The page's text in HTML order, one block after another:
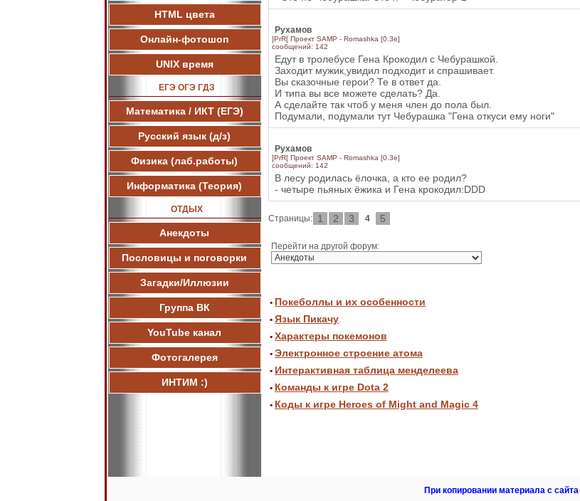
HTML цвета
Онлайн-фотошоп
UNIX время
ЕГЭ ОГЭ ГДЗ
Математика / ИКТ (ЕГЭ)
Русский язык (д/з)
Физика (лаб.работы)
Информатика (Теория)
ОТДЫХ
Анекдоты
Пословицы и поговорки
Загадки/Иллюзии
Группа ВК
YouTube канал
Фотогалерея
ИНТИМ :)
Рухамов
]PrR[ Проект SAMP - Romashka [0.3e]
сообщений: 142
Едут в тролебусе Гена Крокодил с Чебурашкой.
Заходит мужик,увидил подходит и спрашивает.
Вы сказочные герои? Те в ответ да.
И типа вы все можете сделать? Да.
А сделайте так чтоб у меня член до пола был.
Подумали, подумали тут Чебурашка "Гена откуси ему ноги"
Рухамов
]PrR[ Проект SAMP - Romashka [0.3e]
сообщений: 142
В лесу родилась ёлочка, а кто ее родил?
- четыре пьяных ёжика и Гена крокодил:DDD
Страницы: 1 2 3 4 5
Перейти на другой форум:
• Покеболлы и их особенности
• Язык Пикачу
• Характеры покемонов
• Электронное строение атома
• Интерактивная таблица менделеева
• Команды к игре Dota 2
• Коды к игре Heroes of Might and Magic 4
При копировании материала с сайта